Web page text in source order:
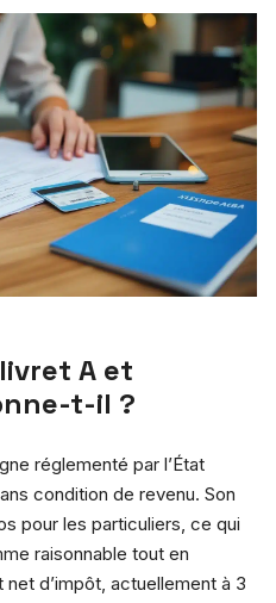
A et
t-il ?
réglementé par l’État
condition de revenu. Son
pour les particuliers, ce qui
raisonnable tout en
net d’impôt, actuellement à 3